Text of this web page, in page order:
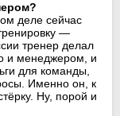
деле сейчас
—
тренер делал
и менеджером, и
для команды,
Именно он, к
Ну, порой и